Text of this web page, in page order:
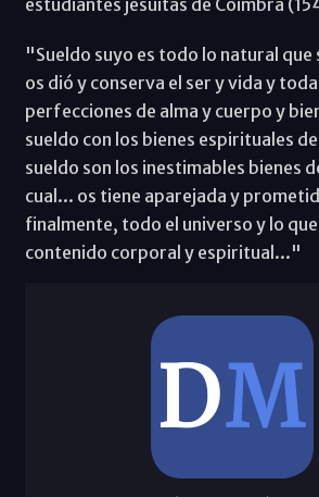
"Sueldo suyo es todo lo natural que
os dió y conserva el ser y vida y
perfecciones de alma y cuerpo y
sueldo con los bienes espirituales
sueldo son los inestimables bienes
cual... os tiene aparejada y
finalmente, todo el universo y lo que
contenido corporal y espiritual..."